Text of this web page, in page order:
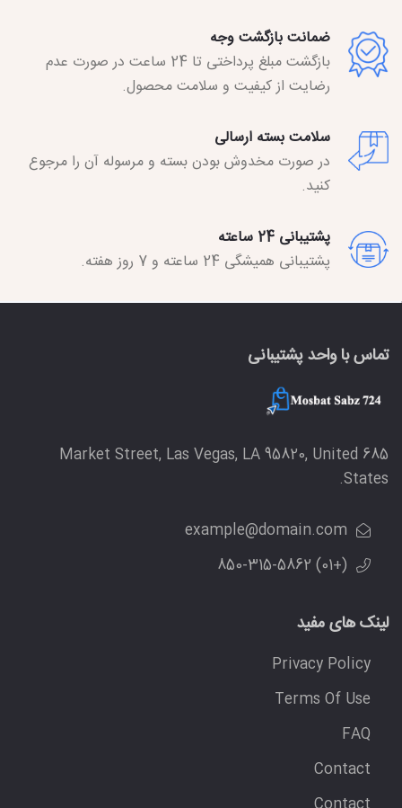
ضمانت بازگشت وجه
بازگشت مبلغ پرداختی تا 24 ساعت در صورت عدم
رضایت از کیفیت و سلامت محصول.
سلامت بسته ارسالی
در صورت مخدوش بودن بسته و مرسوله آن را مرجوع
کنید.
پشتیبانی 24 ساعته
پشتیبانی همیشگی 24 ساعته و 7 روز هفته.
تماس با واحد پشتیبانی
685 Market Street, Las Vegas, LA 95820, United
States.
example@domain.com
(+01) 850-315-5862
لینک های مفید
Privacy Policy
Terms Of Use
FAQ
Contact